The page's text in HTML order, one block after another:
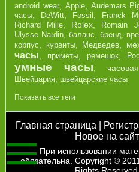
android wear, Apple, Audemars
часы, DeWitt, Fossil , Franck
Richard Mille, Rolex, Romain
Ulysse Nardin, баланс, бренд,
корпус, куранты, Медведев,
часы, приметы, ремешок,
умные часы,
Швейцария, швейцарские часы
Показать все теги
Главная страница
Новое на
При использовании
обязательна. Copyright ©
Rights Reserved.